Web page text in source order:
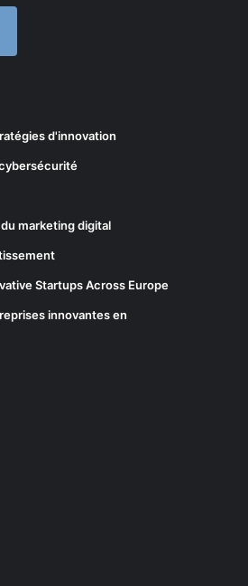
d'innovation
marketing digital
Startups Across Europe
innovantes en